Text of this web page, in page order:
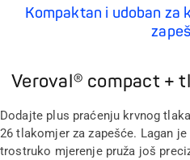
Veroval® compact +
Kompaktan i udoban za
Dodajte plus praćenju krvnog
26 tlakomjer za zapešće. Lagan
trostruko mjerenje pruža još